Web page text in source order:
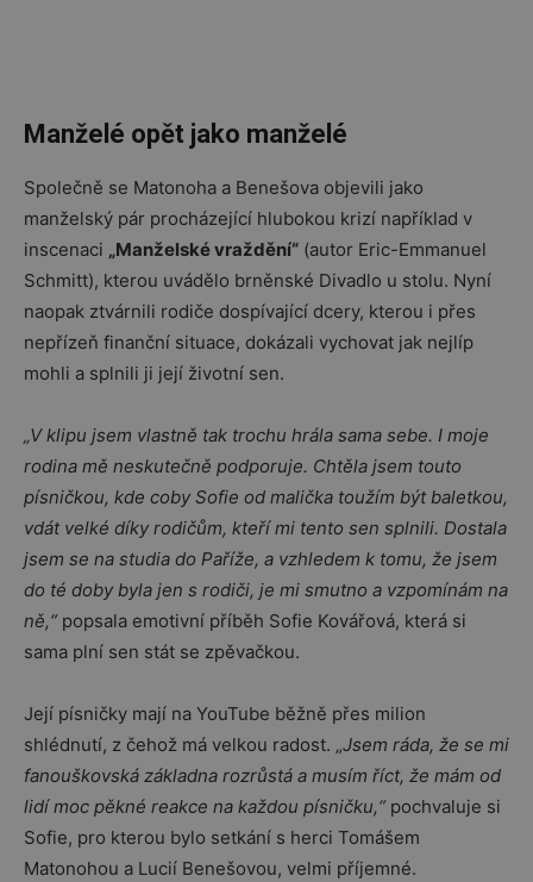
Manželé opět jako manželé
Společně se Matonoha a Benešova objevili jako
manželský pár procházející hlubokou krizí například v
inscenaci „Manželské vraždění“ (autor Eric-Emmanuel
Schmitt), kterou uvádělo brněnské Divadlo u stolu. Nyní
naopak ztvárnili rodiče dospívající dcery, kterou i přes
nepřízeň finanční situace, dokázali vychovat jak nejlíp
mohli a splnili ji její životní sen.
„V klipu jsem vlastně tak trochu hrála sama sebe. I moje
rodina mě neskutečně podporuje. Chtěla jsem touto
písničkou, kde coby Sofie od malička toužím být baletkou,
vdát velké díky rodičům, kteří mi tento sen splnili. Dostala
jsem se na studia do Paříže, a vzhledem k tomu, že jsem
do té doby byla jen s rodiči, je mi smutno a vzpomínám na
ně,“popsala emotivní příběh Sofie Kovářová, která si
sama plní sen stát se zpěvačkou.
Její písničky mají na YouTube běžně přes milion
shlédnutí, z čehož má velkou radost. „Jsem ráda, že se mi
fanouškovská základna rozrůstá a musím říct, že mám od
lidí moc pěkné reakce na každou písničku,“pochvaluje si
Sofie, pro kterou bylo setkání s herci Tomášem
Matonohou a Lucií Benešovou, velmi příjemné.